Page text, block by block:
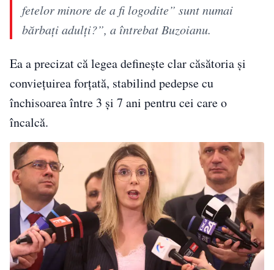
fetelor minore de a fi logodite” sunt numai
bărbaţi adulţi?”, a întrebat Buzoianu.
Ea a precizat că legea definește clar căsătoria și
conviețuirea forțată, stabilind pedepse cu
închisoarea între 3 și 7 ani pentru cei care o
încalcă.